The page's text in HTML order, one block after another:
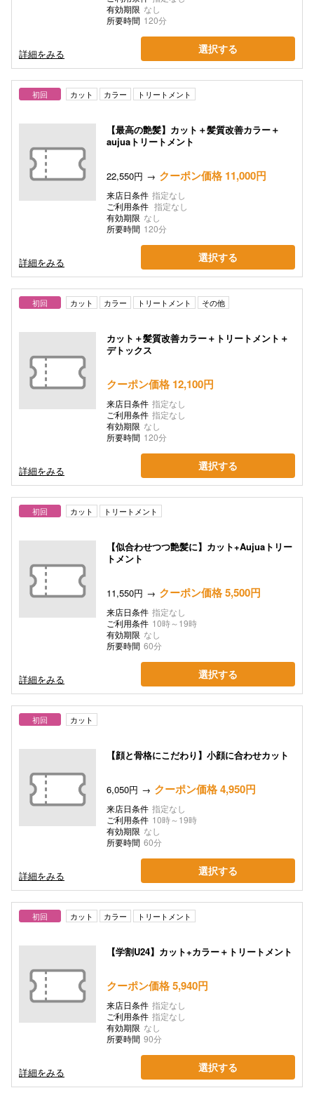
有効期限 なし
所要時間 120分
詳細をみる 選択する
初回 カット カラー トリートメント
【最高の艶髪】カット＋髪質改善カラー＋
aujuaトリートメント
22,550円 クーポン価格 11,000円
来店日条件 指定なし
ご利用条件 指定なし
有効期限 なし
所要時間 120分
詳細をみる 選択する
初回 カット カラー トリートメント その他
カット＋髪質改善カラー＋トリートメント＋
デトックス
クーポン価格 12,100円
来店日条件 指定なし
ご利用条件 指定なし
有効期限 なし
所要時間 120分
詳細をみる 選択する
初回 カット トリートメント
【似合わせつつ艶髪に】カット+Aujuaトリー
トメント
11,550円 クーポン価格 5,500円
来店日条件 指定なし
ご利用条件 10時～19時
有効期限 なし
所要時間 60分
詳細をみる 選択する
初回 カット
【顔と骨格にこだわり】小顔に合わせカット
6,050円 クーポン価格 4,950円
来店日条件 指定なし
ご利用条件 10時～19時
有効期限 なし
所要時間 60分
詳細をみる 選択する
初回 カット カラー トリートメント
【学割U24】カット+カラー＋トリートメント
クーポン価格 5,940円
来店日条件 指定なし
ご利用条件 指定なし
有効期限 なし
所要時間 90分
詳細をみる 選択する